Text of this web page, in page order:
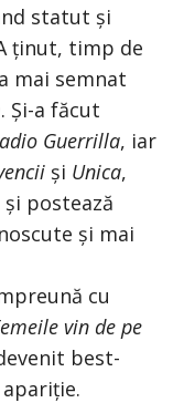
statut și
ținut, timp de
mai semnat
. Și-a făcut
Guerrilla, iar
și Unica,
postează
și mai
cu
vin de pe
best-